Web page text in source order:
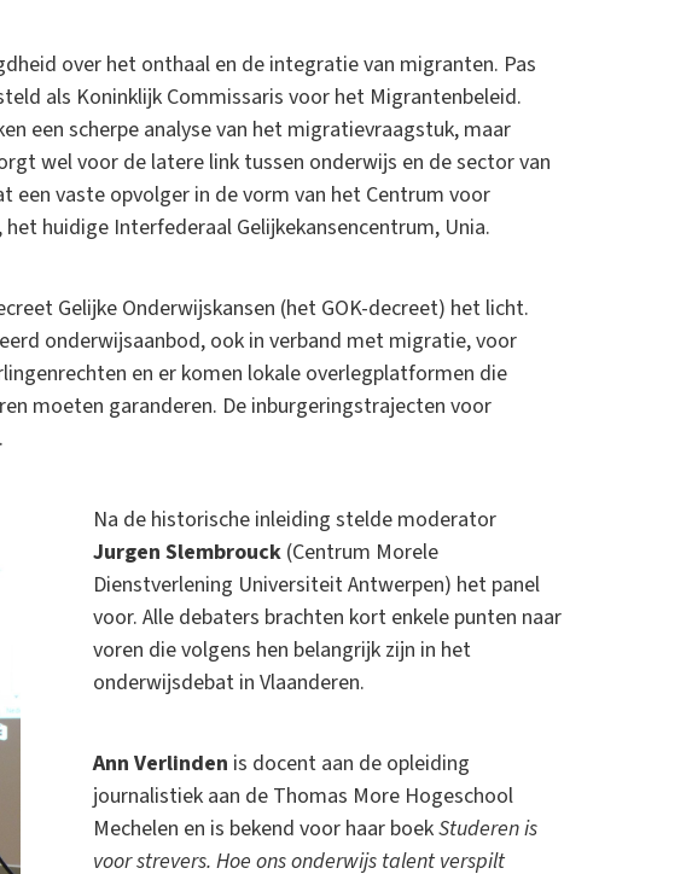
over het onthaal en de integratie van migranten. Pas
als Koninklijk Commissaris voor het Migrantenbeleid.
een scherpe analyse van het migratievraagstuk, maar
wel voor de latere link tussen onderwijs en de sector van
een vaste opvolger in de vorm van het Centrum voor
huidige Interfederaal Gelijkekansencentrum, Unia.
Gelijke Onderwijskansen (het GOK-decreet) het licht.
onderwijsaanbod, ook in verband met migratie, voor
en er komen lokale overlegplatformen die
moeten garanderen. De inburgeringstrajecten voor
Na de historische inleiding stelde moderator
Jurgen Slembrouck (Centrum Morele
Dienstverlening Universiteit Antwerpen) het panel
voor. Alle debaters brachten kort enkele punten naar
voren die volgens hen belangrijk zijn in het
onderwijsdebat in Vlaanderen.
Ann Verlinden is docent aan de opleiding
journalistiek aan de Thomas More Hogeschool
Mechelen en is bekend voor haar boekStuderen is
voor strevers. Hoe ons onderwijs talent verspilt